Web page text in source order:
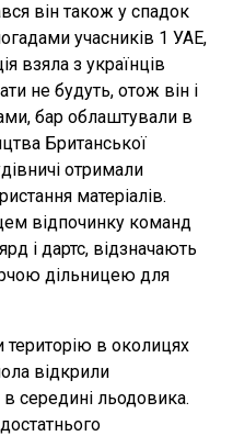
він також у спадок
учасників 1 УАЕ,
взяла з українців
не будуть, отож він і
бар облаштували в
Британської
отримали
матеріалів.
відпочинку команд
і дартс, відзначають
дільницею для
в околицях
відкрили
середині льодовика.